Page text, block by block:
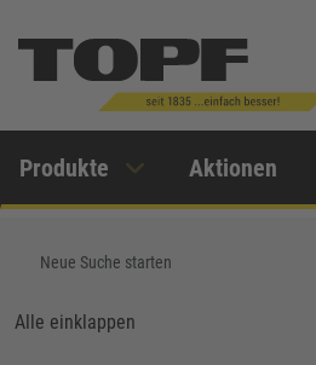
Produkte Aktionen
Neue Suche starten
Alle einklappen